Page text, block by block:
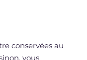
conservées au
vous